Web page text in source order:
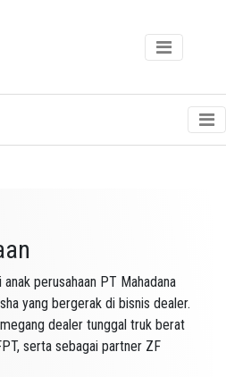
perusahaan PT Mahadana
yang bergerak di bisnis dealer.
dealer tunggal truk berat
serta sebagai partner ZF